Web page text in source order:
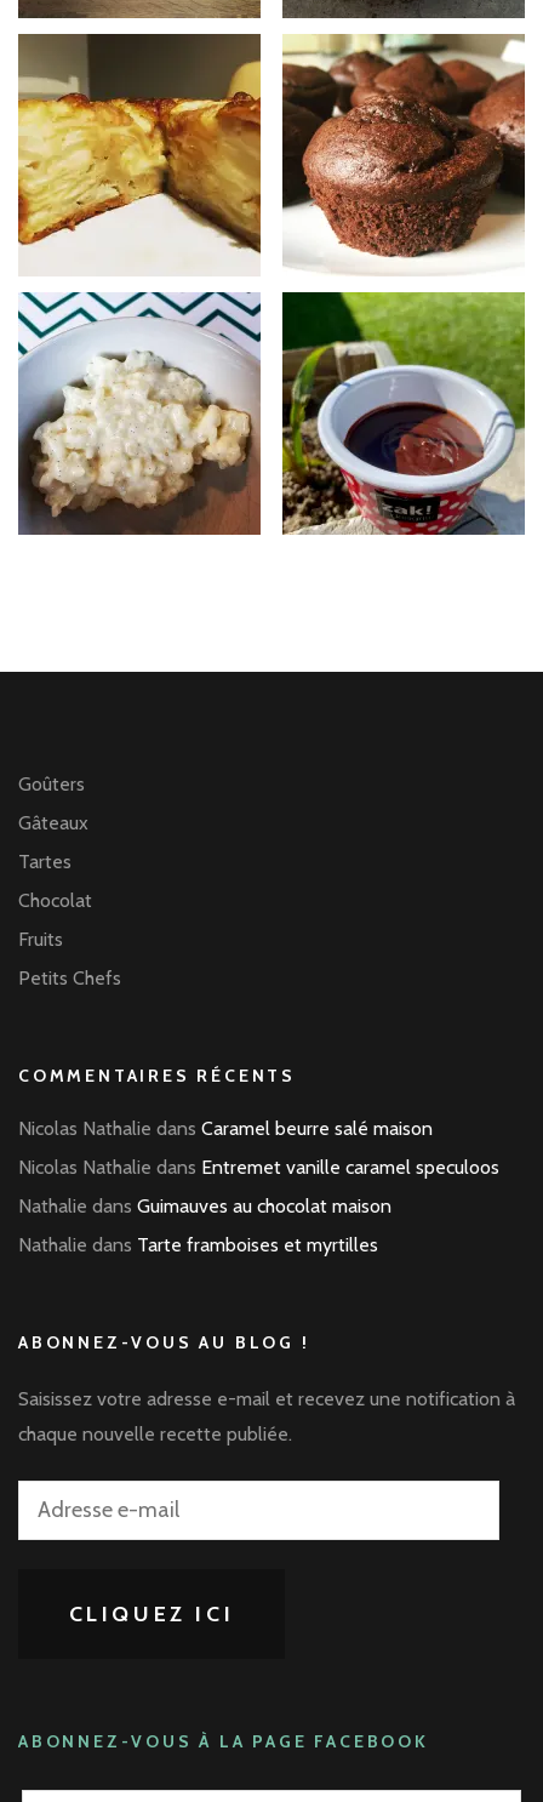
Goûters
Gâteaux
Tartes
Chocolat
Fruits
Petits Chefs
COMMENTAIRES RÉCENTS
Nicolas Nathalie dans Caramel beurre salé maison
Nicolas Nathalie dans Entremet vanille caramel speculoos
Nathalie dans Guimauves au chocolat maison
Nathalie dans Tarte framboises et myrtilles
ABONNEZ-VOUS AU BLOG !
Saisissez votre adresse e-mail et recevez une notification à
chaque nouvelle recette publiée.
Adresse
CLIQUEZ ICI
ABONNEZ-VOUS À LA PAGE FACEBOOK